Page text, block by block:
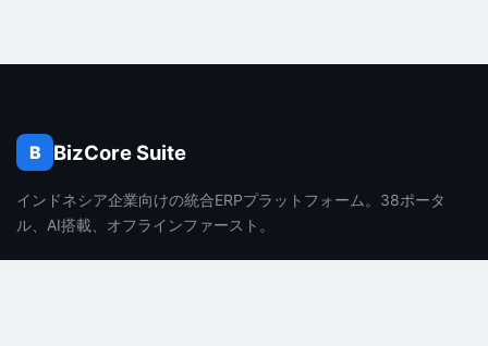
B BizCore Suite
インドネシア企業向けの統合ERPプラットフォーム。38ポータ
ル、AI搭載、オフラインファースト。